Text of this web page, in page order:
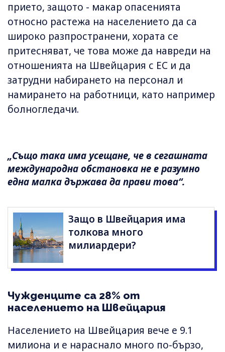
прието, защото - макар опасенията
относно растежа на населението да са
широко разпространени, хората се
притесняват, че това може да навреди на
отношенията на Швейцария с ЕС и да
затрудни набирането на персонал и
намирането на работници, като например
болногледачи.
„Също така има усещане, че в сегашната
международна обстановка не е разумно
една малка държава да прави това“.
Защо в Швейцария има
толкова много
милиардери?
Чужденците са 28% от
населението на Швейцария
Населението на Швейцария вече е 9.1
милиона и е нараснало много по-бързо,